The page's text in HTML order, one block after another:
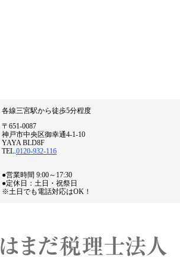
各線三宮駅から徒歩5分程度
〒651-0087
神戸市中央区御幸通4-1-10
YAYA BLD8F
TEL.0120-932-116
●営業時間 9:00～17:30
●定休日：土日・祝祭日
※土日でも電話対応はOK！